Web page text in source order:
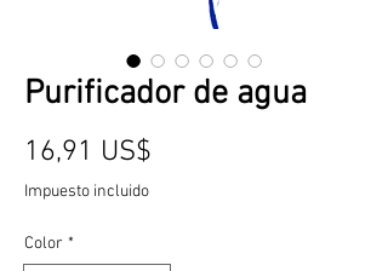
Purificador de agua
16,91 US$
Impuesto incluido
Color *